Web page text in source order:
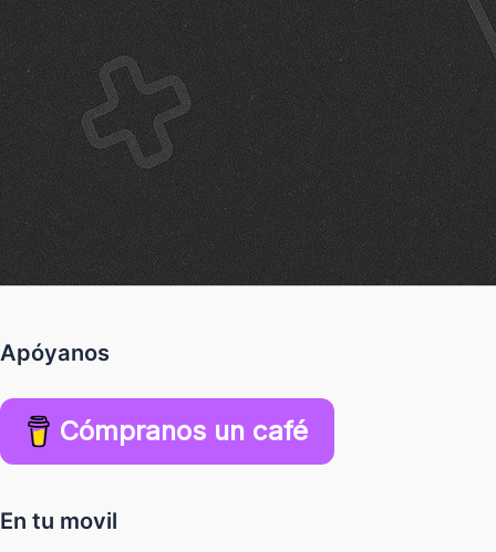
Apóyanos
Cómpranos un café
En tu movil